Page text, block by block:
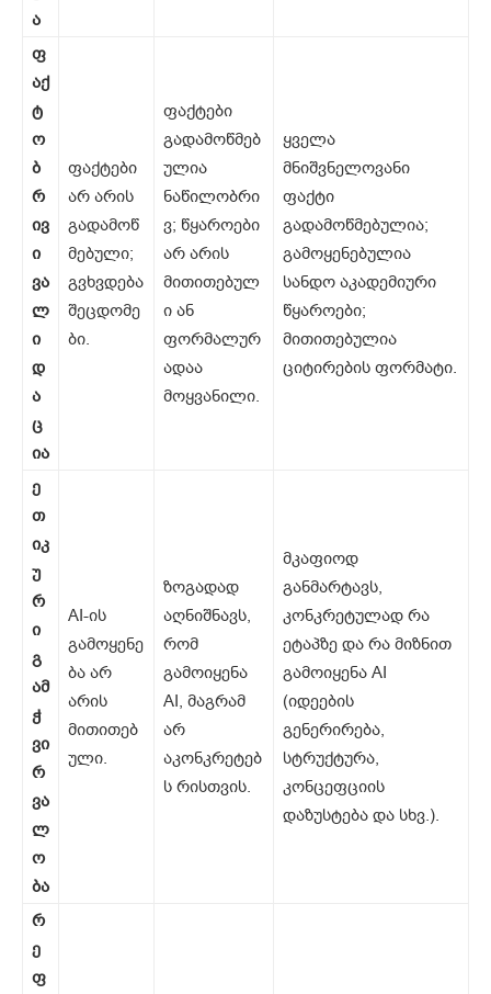
ა
ფ
აქ
ტ
ო
ბ
რ
ივ
ი
ვა
ლ
ი
დ
ა
ც
ია
ფაქტები
არ არის
გადამოწ
მებული;
გვხვდება
შეცდომე
ბი.
ფაქტები
გადამოწმებ
ულია
ნაწილობრი
ვ; წყაროები
არ არის
მითითებულ
ი ან
ფორმალურ
ადაა
მოყვანილი.
ყველა
მნიშვნელოვანი
ფაქტი
გადამოწმებულია;
გამოყენებულია
სანდო აკადემიური
წყაროები;
მითითებულია
ციტირების ფორმატი.
ე
თ
იკ
უ
რ
ი
გ
ამ
ჭ
ვი
რ
ვა
ლ
ო
ბა
AI-ის
გამოყენე
ბა არ
არის
მითითებ
ული.
ზოგადად
აღნიშნავს,
რომ
გამოიყენა
AI, მაგრამ
არ
აკონკრეტებ
ს რისთვის.
მკაფიოდ
განმარტავს,
კონკრეტულად რა
ეტაპზე და რა მიზნით
გამოიყენა AI
(იდეების
გენერირება,
სტრუქტურა,
კონცეფციის
დაზუსტება და სხვ.).
რ
ე
ფ